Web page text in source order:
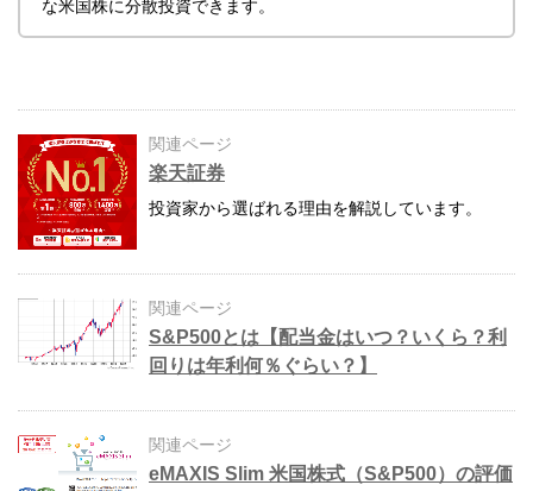
な米国株に分散投資できます。
関連ページ
楽天証券
投資家から選ばれる理由を解説しています。
関連ページ
S&P500とは【配当金はいつ？いくら？利
回りは年利何％ぐらい？】
関連ページ
eMAXIS Slim 米国株式（S&P500）の評価